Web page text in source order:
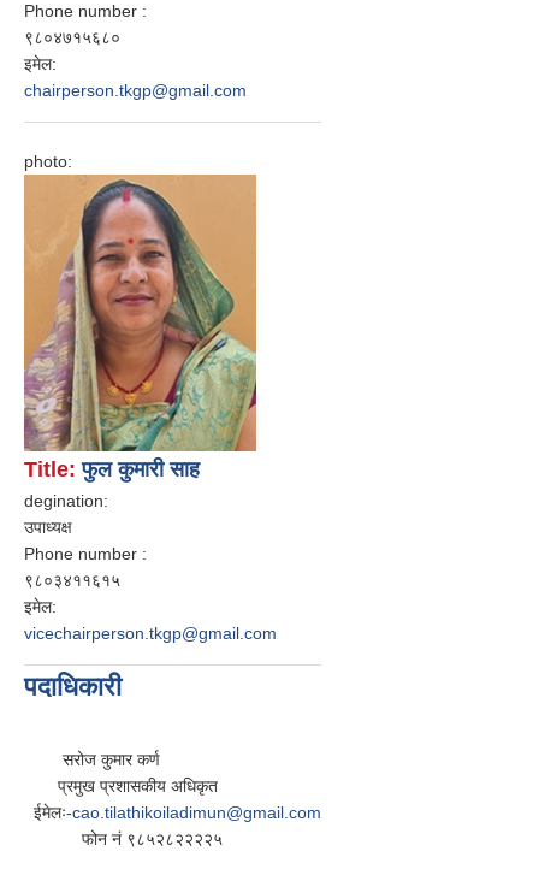
Phone number :
९८०४७१५६८०
इमेल:
chairperson.tkgp@gmail.com
photo:
Title:फुल कुमारी साह
degination:
उपाध्यक्ष
Phone number :
९८०३४११६१५
इमेल:
vicechairperson.tkgp@gmail.com
पदाधिकारी
सरोज कुमार कर्ण
प्रमुख प्रशासकीय अधिकृत
ईमेलः-cao.tilathikoiladimun@gmail.com
फोन नं ९८५२८२२२२५